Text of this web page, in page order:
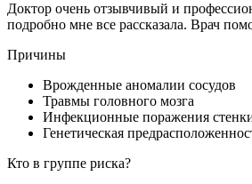
Доктор очень отзывчивый и
подробно мне все рассказала. Врач
Причины
Врожденные аномалии сосудов
Травмы головного мозга
Инфекционные поражения
Генетическая
Кто в группе риска?